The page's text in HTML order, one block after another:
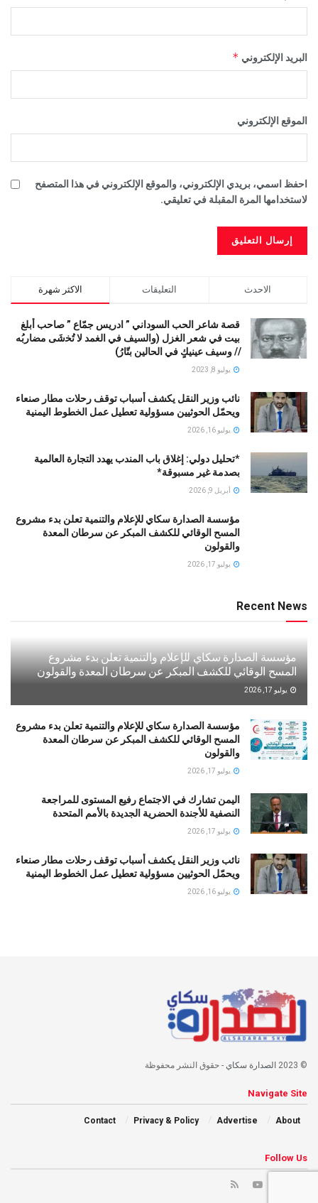
البريد الإلكتروني *
الموقع الإلكتروني
احفظ اسمي، بريدي الإلكتروني، والموقع الإلكتروني في هذا المتصفح
لاستخدامها المرة المقبلة في تعليقي.
الاكثر شهرة التعليقات الاحدث
قصة شاعر الحب السوداني ” ادريس جمّاع ” صاحب أبلغ
بيت في شعر الغزل (وﺍﻟﺴﻴﻒ ﻓﻲ الغمد ﻻ ﺗُﺨشَى مضاربُه
// ﻭﺳﻴﻒ ﻋﻴﻨﻴﻚٍ ﻓﻲ ﺍﻟﺤﺎﻟﻴﻦ ﺑﺘّﺎﺭُ)
يوليو 8, 2023
نائب وزير النقل يكشف أسباب توقف رحلات مطار صنعاء
ويحمّل الحوثيين مسؤولية تعطيل عمل الخطوط اليمنية
يوليو 16, 2026
*تحليل دولي: إغلاق باب المندب يهدد التجارة العالمية
بصدمة غير مسبوقة*
أبريل 9, 2026
مؤسسة الصدارة سكاي للإعلام والتنمية تعلن بدء مشروع
المسح الوقائي للكشف المبكر عن سرطان المعدة
والقولون
يوليو 17, 2026
Recent News
مؤسسة الصدارة سكاي للإعلام والتنمية تعلن بدء مشروع
المسح الوقائي للكشف المبكر عن سرطان المعدة والقولون
يوليو 17, 2026
مؤسسة الصدارة سكاي للإعلام والتنمية تعلن بدء مشروع
المسح الوقائي للكشف المبكر عن سرطان المعدة
والقولون
يوليو 17, 2026
اليمن تشارك في الاجتماع رفيع المستوى للمراجعة
النصفية للأجندة الحضرية الجديدة بالأمم المتحدة
يوليو 17, 2026
نائب وزير النقل يكشف أسباب توقف رحلات مطار صنعاء
ويحمّل الحوثيين مسؤولية تعطيل عمل الخطوط اليمنية
يوليو 16, 2026
© 2023 الصدارة سكاي - حقوق النشر محفوظة
Navigate Site
About
Advertise
Privacy & Policy
Contact
Follow Us